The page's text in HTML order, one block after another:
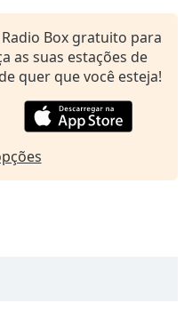
Box gratuito para
as suas estações de
quer que você esteja!